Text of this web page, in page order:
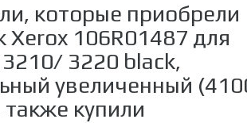
которые приобрели
Xerox 106R01487 для
3210/ 3220 black,
увеличенный
купили